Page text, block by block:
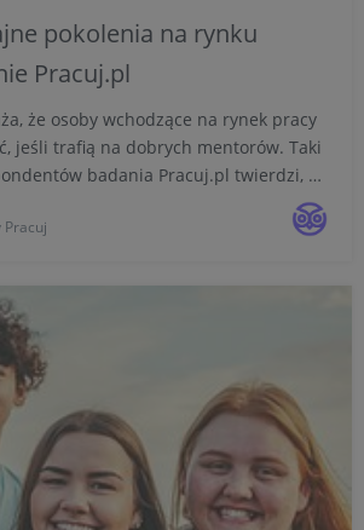
pokolenia na rynku
Pracuj.pl
że osoby wchodzące na rynek pracy
jeśli trafią na dobrych mentorów. Taki
badania Pracuj.pl twierdzi, że
pracy. To szczególnie ist...
Pracuj